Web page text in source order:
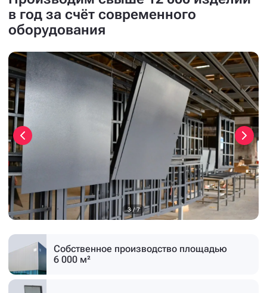
в год за счёт современного
оборудования
3 / 7
Собственное производство площадью
6 000 м²